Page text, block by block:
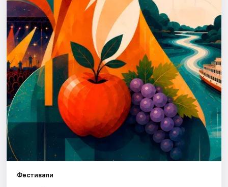
Площадки
Артисты
Рейтинги
Фестивали